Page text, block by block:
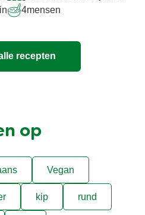
4mensen
recepten
op
Vegan
kip rund